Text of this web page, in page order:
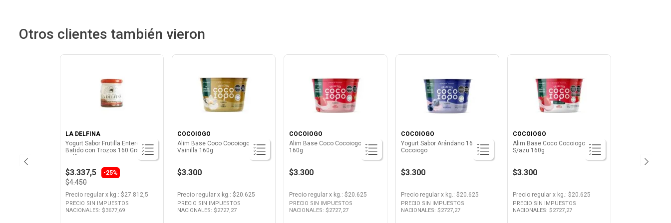
Otros clientes también vieron
LA DELFINA
Yogurt Sabor Frutilla Entero
Batido con Trozos 160 Grs La
Delfina
$3.337,5 -25%
$4.450
Precio regular x kg. : $27.812,5
PRECIO SIN IMPUESTOS
NACIONALES: $3677,69
COCOIOGO
Alim Base Coco Cocoiogo
Vainilla 160g
$3.300
Precio regular x kg. : $20.625
PRECIO SIN IMPUESTOS
NACIONALES: $2727,27
COCOIOGO
Alim Base Coco Cocoiogo Frut
160g
$3.300
Precio regular x kg. : $20.625
PRECIO SIN IMPUESTOS
NACIONALES: $2727,27
COCOIOGO
Yogurt Sabor Arándano 160 Grs
Cocoiogo
$3.300
Precio regular x kg. : $20.625
PRECIO SIN IMPUESTOS
NACIONALES: $2727,27
COCOIOGO
Alim Base Coco Cocoiogo Fru
S/azu 160g
$3.300
Precio regular x kg. : $20.625
PRECIO SIN IMPUESTOS
NACIONALES: $2727,27